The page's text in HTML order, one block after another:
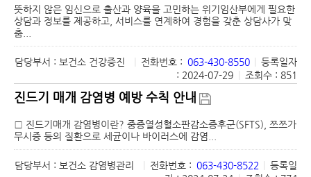
뜻하지 않은 임신으로 출산과 양육을 고민하는 위기임산부에게 필요한
상담과 정보를 제공하고, 서비스를 연계하여 경험을 갖춘 상담사가 맞
춤...
담당부서 : 보건소 건강증진 전화번호 : 063-430-8550
등록일자
: 2024-07-29
조회수 : 851
진드기 매개 감염병 예방 수칙 안내
□ 진드기매개 감염병이란? 중증열성혈소판감소증후군(SFTS), 쯔쯔가
무시증 등의 질환으로 세균이나 바이러스에 감염...
담당부서 : 보건소 감염병관리 전화번호 : 063-430-8522
등록일